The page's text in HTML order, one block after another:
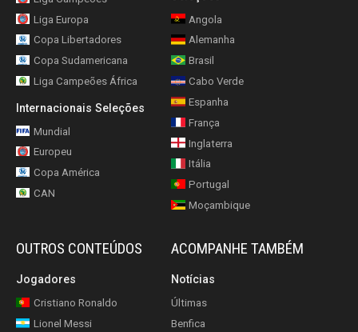
Liga Europa
Copa Libertadores
Copa Sudamericana
Liga Campeões África
Internacionais Seleções
Mundial
Europeu
Copa América
CAN
Angola
Alemanha
Brasil
Cabo Verde
Espanha
França
Inglaterra
Itália
Portugal
Moçambique
OUTROS CONTEÚDOS
Jogadores
Cristiano Ronaldo
Lionel Messi
ACOMPANHE TAMBÉM
Notícias
Últimas
Benfica